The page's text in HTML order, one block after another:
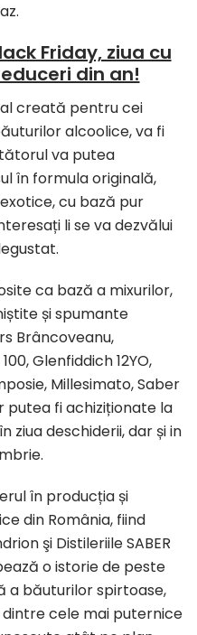
Friday, ziua cu
din an!
creată pentru cei
alcoolice, va fi
va putea
în formula originală,
cu bază pur
li se va dezvălui
ca bază a mixurilor,
și spumante
Brâncoveanu,
Glenfiddich 12YO,
Millesimato, Saber
putea fi achiziționate la
ziua deschiderii, dar și in
în producția și
din România, fiind
şi Distileriile SABER
o istorie de peste
a băuturilor spirtoase,
cele mai puternice